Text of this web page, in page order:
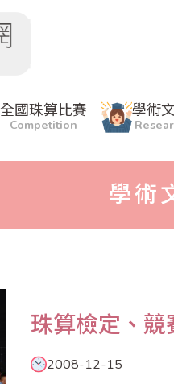
全國珠算比賽
Competition
學術
學術
珠算檢定、
2008-12-15